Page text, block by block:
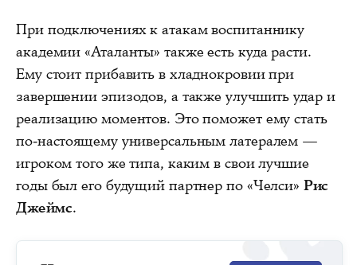
При подключениях к атакам воспитаннику
академии «Аталанты» также есть куда расти.
Ему стоит прибавить в хладнокровии при
завершении эпизодов, а также улучшить удар и
реализацию моментов. Это поможет ему стать
по-настоящему универсальным латералем —
игроком того же типа, каким в свои лучшие
годы был его будущий партнер по «Челси» Рис
Джеймс.